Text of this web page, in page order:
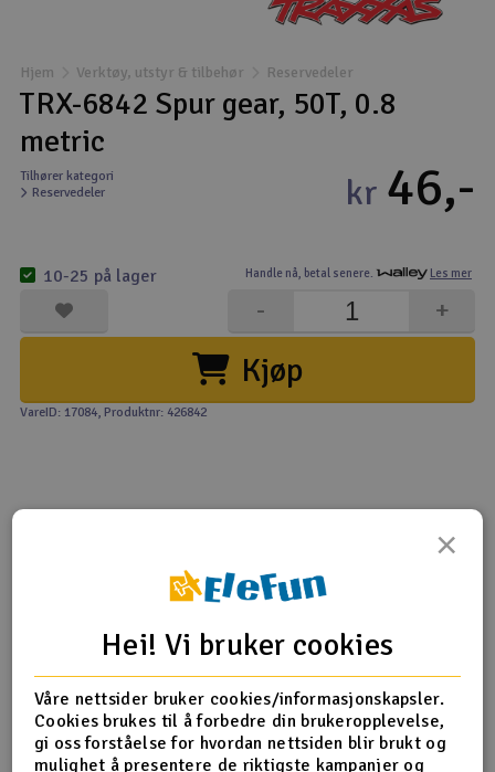
Droner
Droner for FPV
Fly
Helikopter
Kamerautstyr
Modellbygging, LEGO & byggesett
Modelljernbane
Radioutstyr
Raketter
Smarthjem, lek & hobby
Solenergi
Hjem Verktøy, utstyr & tilbehør Reservedeler
TRX-6842 Spur gear, 50T, 0.8
metric
Tilhører kategori
Reservedeler
Handle nå, betal senere. Les mer
kr 46,-
Kjøp
+
-
10-25 på lager
VareID: 17084, Produktnr: 426842
Produktinformasjon
(0.8 metric pitch, compatible with 32-pitch)
×
Hei! Vi bruker cookies
Våre nettsider bruker cookies/informasjonskapsler.
Cookies brukes til å forbedre din brukeropplevelse,
gi oss forståelse for hvordan nettsiden blir brukt og
mulighet å presentere de riktigste kampanjer og